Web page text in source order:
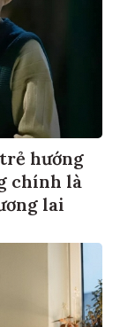
hướng
chính là
lai